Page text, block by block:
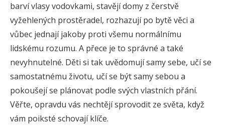
barví vlasy vodovkami, stavějí domy z čerstvě
vyžehlených prostěradel, rozhazují po bytě věci a
vůbec jednají jakoby proti všemu normálnímu
lidskému rozumu. A přece je to správné a také
nevyhnutelné. Děti si tak uvědomují samy sebe, učí se
samostatnému životu, učí se být samy sebou a
pokoušejí se plánovat podle svých vlastních přání.
Věřte, opravdu vás nechtějí sprovodit ze světa, když
vám poiksté schovají klíče.